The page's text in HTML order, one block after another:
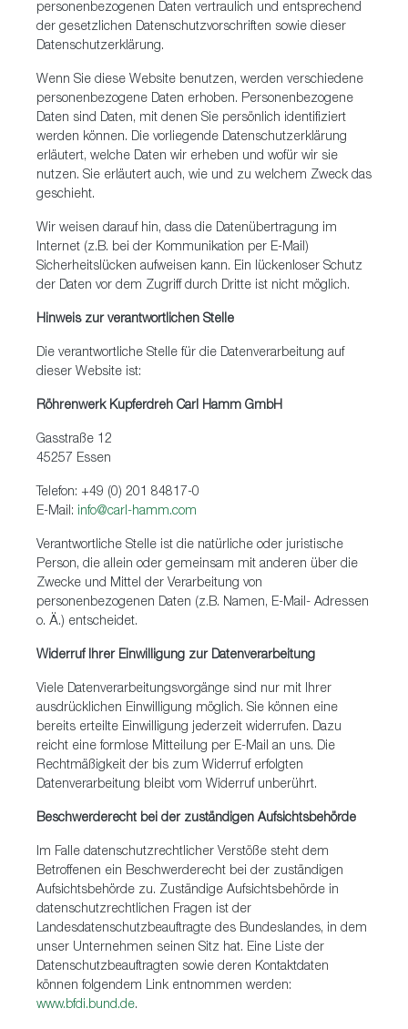
personenbezogenen Daten vertraulich und entsprechend
der gesetzlichen Datenschutzvorschriften sowie dieser
Datenschutzerklärung.
Wenn Sie diese Website benutzen, werden verschiedene
personenbezogene Daten erhoben. Personenbezogene
Daten sind Daten, mit denen Sie persönlich identifiziert
werden können. Die vorliegende Datenschutzerklärung
erläutert, welche Daten wir erheben und wofür wir sie
nutzen. Sie erläutert auch, wie und zu welchem Zweck das
geschieht.
Wir weisen darauf hin, dass die Datenübertragung im
Internet (z.B. bei der Kommunikation per E-Mail)
Sicherheitslücken aufweisen kann. Ein lückenloser Schutz
der Daten vor dem Zugriff durch Dritte ist nicht möglich.
Hinweis zur verantwortlichen Stelle
Die verantwortliche Stelle für die Datenverarbeitung auf
dieser Website ist:
Röhrenwerk Kupferdreh Carl Hamm GmbH
Gasstraße 12
45257 Essen
Telefon: +49 (0) 201 84817-0
E-Mail: info@carl-hamm.com
Verantwortliche Stelle ist die natürliche oder juristische
Person, die allein oder gemeinsam mit anderen über die
Zwecke und Mittel der Verarbeitung von
personenbezogenen Daten (z.B. Namen, E-Mail- Adressen
o. Ä.) entscheidet.
Widerruf Ihrer Einwilligung zur Datenverarbeitung
Viele Datenverarbeitungsvorgänge sind nur mit Ihrer
ausdrücklichen Einwilligung möglich. Sie können eine
bereits erteilte Einwilligung jederzeit widerrufen. Dazu
reicht eine formlose Mitteilung per E-Mail an uns. Die
Rechtmäßigkeit der bis zum Widerruf erfolgten
Datenverarbeitung bleibt vom Widerruf unberührt.
Beschwerderecht bei der zuständigen Aufsichtsbehörde
Im Falle datenschutzrechtlicher Verstöße steht dem
Betroffenen ein Beschwerderecht bei der zuständigen
Aufsichtsbehörde zu. Zuständige Aufsichtsbehörde in
datenschutzrechtlichen Fragen ist der
Landesdatenschutzbeauftragte des Bundeslandes, in dem
unser Unternehmen seinen Sitz hat. Eine Liste der
Datenschutzbeauftragten sowie deren Kontaktdaten
können folgendem Link entnommen werden:
www.bfdi.bund.de.